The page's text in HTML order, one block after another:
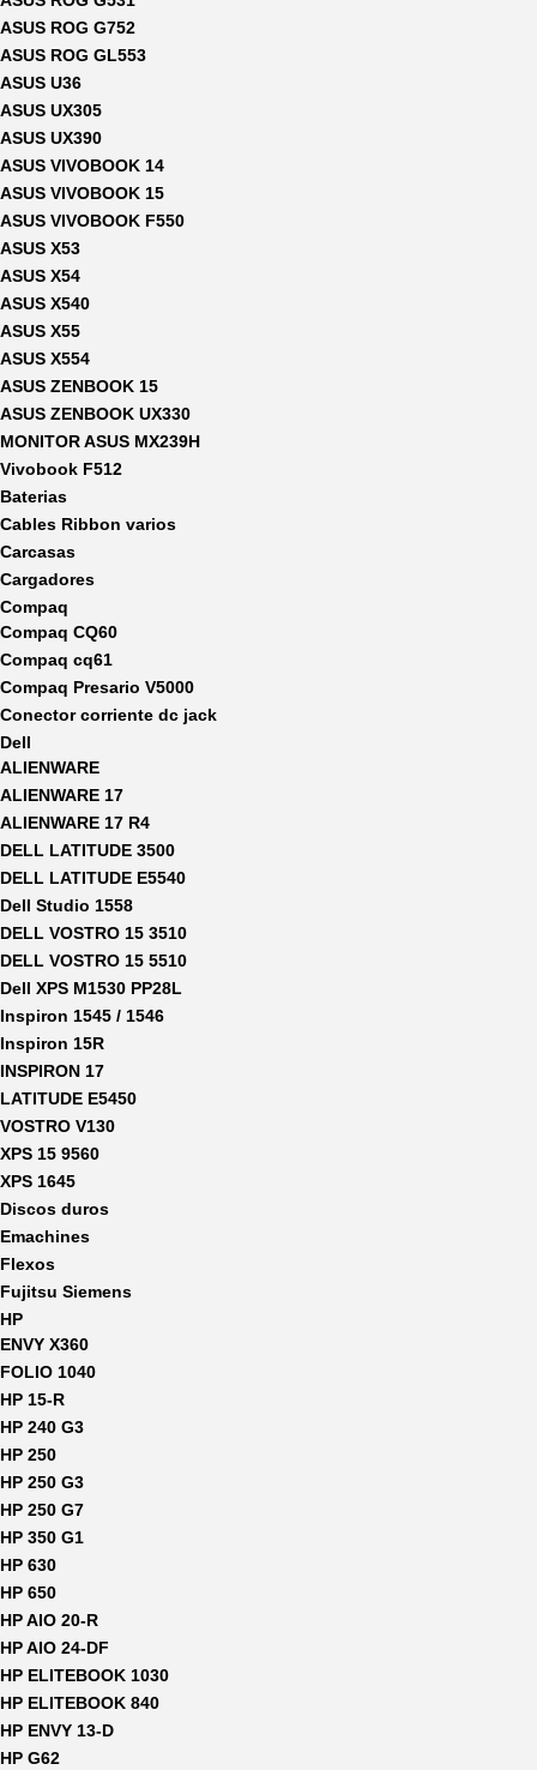
ASUS ROG G752
ASUS ROG GL553
ASUS U36
ASUS UX305
ASUS UX390
ASUS VIVOBOOK 14
ASUS VIVOBOOK 15
ASUS VIVOBOOK F550
ASUS X53
ASUS X54
ASUS X540
ASUS X55
ASUS X554
ASUS ZENBOOK 15
ASUS ZENBOOK UX330
MONITOR ASUS MX239H
Vivobook F512
Baterias
Cables Ribbon varios
Carcasas
Cargadores
Compaq
Compaq CQ60
Compaq cq61
Compaq Presario V5000
Conector corriente dc jack
Dell
ALIENWARE
ALIENWARE 17
ALIENWARE 17 R4
DELL LATITUDE 3500
DELL LATITUDE E5540
Dell Studio 1558
DELL VOSTRO 15 3510
DELL VOSTRO 15 5510
Dell XPS M1530 PP28L
Inspiron 1545 / 1546
Inspiron 15R
INSPIRON 17
LATITUDE E5450
VOSTRO V130
XPS 15 9560
XPS 1645
Discos duros
Emachines
Flexos
Fujitsu Siemens
HP
ENVY X360
FOLIO 1040
HP 15-R
HP 240 G3
HP 250
HP 250 G3
HP 250 G7
HP 350 G1
HP 630
HP 650
HP AIO 20-R
HP AIO 24-DF
HP ELITEBOOK 1030
HP ELITEBOOK 840
HP ENVY 13-D
HP G62